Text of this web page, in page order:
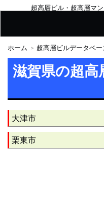
超高層ビル・超高層マン
ホーム 超高層ビルデータベー
滋賀県の超
大津市
栗東市